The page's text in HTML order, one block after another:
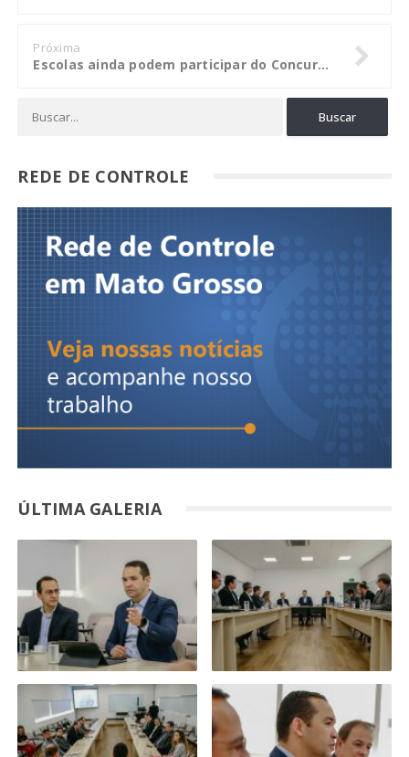
Próxima
Escolas ainda podem participar do Concurso de Desenho e Redação da CGU
REDE DE CONTROLE
ÚLTIMA GALERIA